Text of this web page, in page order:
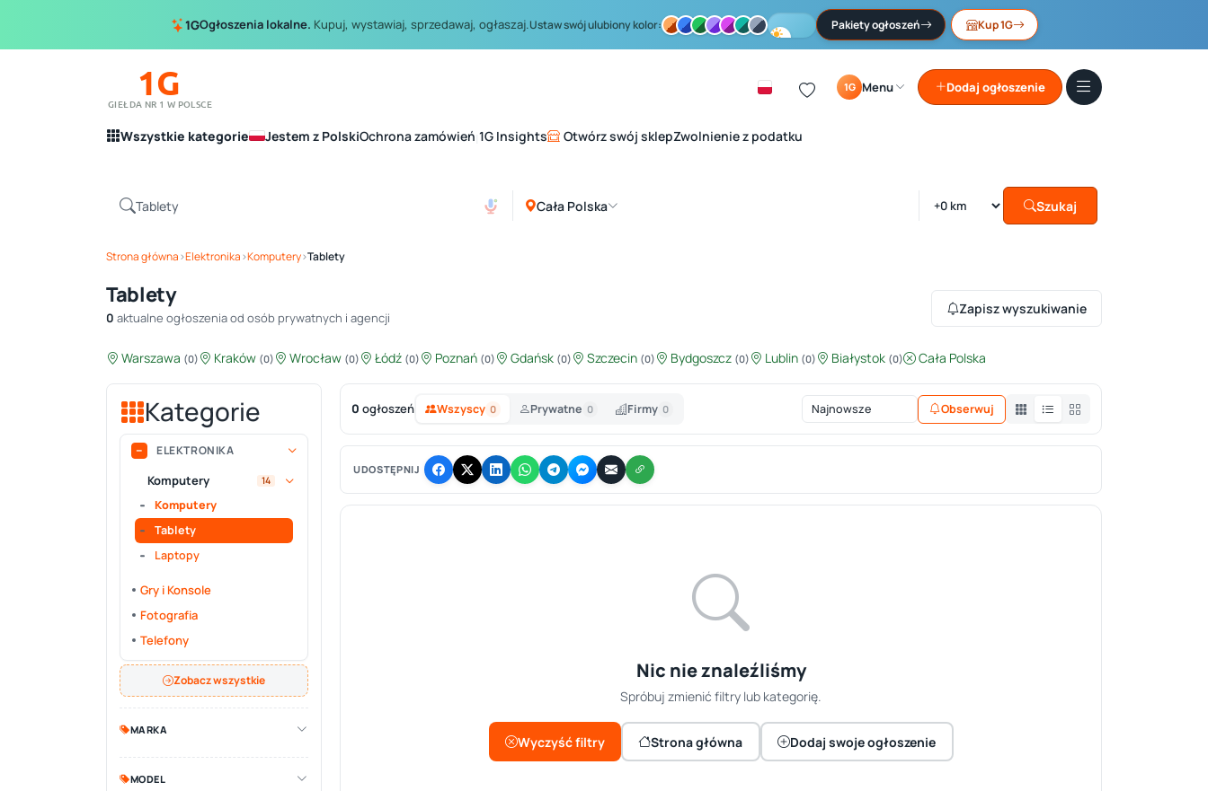
1GOgłoszenia lokalne. Kupuj, wystawiaj, sprzedawaj, ogłaszaj.Ustaw swój ulubiony kolor: Pakiety ogłoszeń Kup 1G
1G
GIEŁDA NR 1 W POLSCE
1G Menu Dodaj ogłoszenie
Wszystkie kategorie Jestem z PolskiOchrona zamówień 1G Insights Otwórz swój sklepZwolnienie z podatku
Cała Polska Szukaj
Strona główna›Elektronika›Komputery›Tablety
Tablety
0 aktualne ogłoszenia od osób prywatnych i agencji
Zapisz wyszukiwanie
Warszawa (0) Kraków (0) Wrocław (0) Łódź (0) Poznań (0) Gdańsk (0) Szczecin (0) Bydgoszcz (0) Lublin (0) Białystok (0) Cała Polska
Kategorie
ELEKTRONIKA
Komputery 14
Komputery
Tablety
Laptopy
Gry i Konsole
Fotografia
Telefony
Zobacz wszystkie
MARKA
MODEL
0 ogłoszeń Wszyscy 0 Prywatne 0 Firmy 0 Obserwuj
UDOSTĘPNIJ
Nic nie znaleźliśmy
Spróbuj zmienić filtry lub kategorię.
Wyczyść filtry Strona główna Dodaj swoje ogłoszenie